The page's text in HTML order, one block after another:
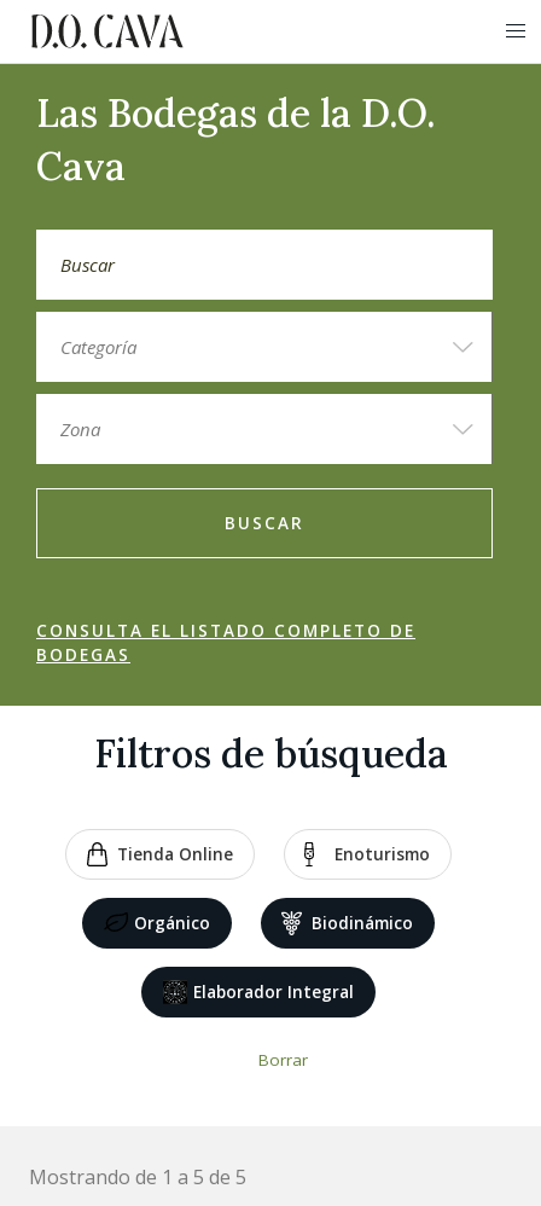
Las Bodegas de la D.O.
Cava
BUSCAR
CONSULTA EL LISTADO COMPLETO DE
BODEGAS
Filtros de búsqueda
Tienda Online Enoturismo
Orgánico Biodinámico
Elaborador Integral
Borrar
Mostrando de 1 a 5 de 5